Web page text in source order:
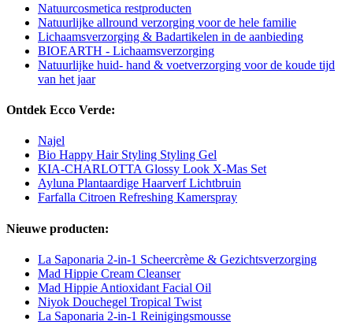
Natuurcosmetica restproducten
Natuurlijke allround verzorging voor de hele familie
Lichaamsverzorging & Badartikelen in de aanbieding
BIOEARTH - Lichaamsverzorging
Natuurlijke huid- hand & voetverzorging voor de koude tijd
van het jaar
Ontdek Ecco Verde:
Najel
Bio Happy Hair Styling Styling Gel
KIA-CHARLOTTA Glossy Look X-Mas Set
Ayluna Plantaardige Haarverf Lichtbruin
Farfalla Citroen Refreshing Kamerspray
Nieuwe producten:
La Saponaria 2-in-1 Scheercrème & Gezichtsverzorging
Mad Hippie Cream Cleanser
Mad Hippie Antioxidant Facial Oil
Niyok Douchegel Tropical Twist
La Saponaria 2-in-1 Reinigingsmousse